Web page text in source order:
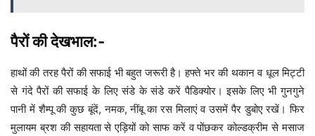
पैरों की देखभाल:-
हाथों की तरह पैरों की सफाई भी बहुत जरूरी है। हफ्ते भर की थकान व धूल मिट्टी
से गंदे पैरों की सफाई के लिए संडे के संडे करें पैडिक्योर। इसके लिए भी गुनगुने
पानी में शैम्पू की कुछ बूंदें, नमक, नींबू का रस मिलाएं व उसमें पैर डुबोए रखें। फिर
मुलायम ब्रश की सहायता से एड़ियों को साफ करें व पोंछकर कोल्डक्रीम से मसाज